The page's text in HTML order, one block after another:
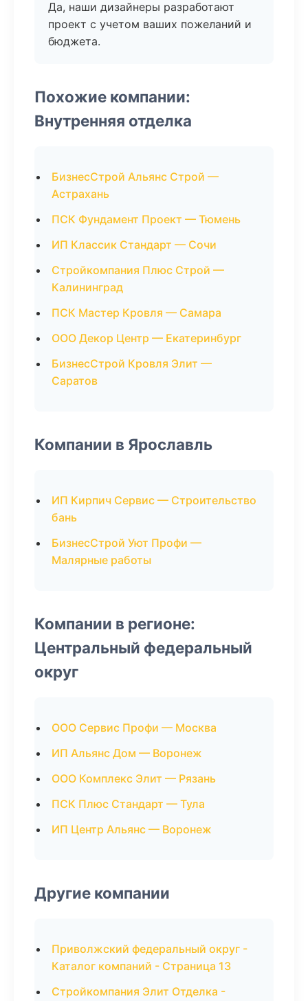
Да, наши дизайнеры разработают
проект с учетом ваших пожеланий и
бюджета.
Похожие компании:
Внутренняя отделка
БизнесСтрой Альянс Строй —
Астрахань
ПСК Фундамент Проект — Тюмень
ИП Классик Стандарт — Сочи
Стройкомпания Плюс Строй —
Калининград
ПСК Мастер Кровля — Самара
ООО Декор Центр — Екатеринбург
БизнесСтрой Кровля Элит —
Саратов
Компании в Ярославль
ИП Кирпич Сервис — Строительство
бань
БизнесСтрой Уют Профи —
Малярные работы
Компании в регионе:
Центральный федеральный
округ
ООО Сервис Профи — Москва
ИП Альянс Дом — Воронеж
ООО Комплекс Элит — Рязань
ПСК Плюс Стандарт — Тула
ИП Центр Альянс — Воронеж
Другие компании
Приволжский федеральный округ -
Каталог компаний - Страница 13
Стройкомпания Элит Отделка -